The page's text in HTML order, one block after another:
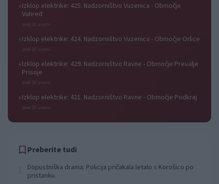
⚡Izklop elektrike: 425. Nadzorništvo Vuzenica - Območje
Vuhred
pred 20 urami
⚡Izklop elektrike: 424. Nadzorništvo Vuzenica - Območje Orlice
pred 20 urami
⚡Izklop elektrike: 429. Nadzorništvo Ravne - Območje Prevalje
Prisoje
pred 20 urami
⚡Izklop elektrike: 421. Nadzorništvo Ravne - Območje Podkraj
pred 20 urami
Preberite tudi
Dopustniška drama: Policija pričakala letalo s Korošico po
pristanku